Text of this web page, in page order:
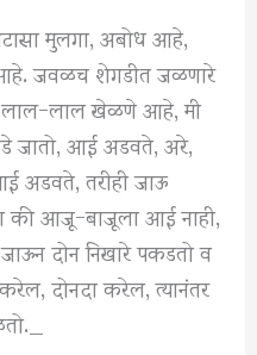
मुलगा, अबोध आहे,
आहे. जवळच शेगडीत जळणारे
लाल-लाल खेळणे आहे, मी
जातो, आई अडवते, अरे,
अडवते, तरीही जाऊ
की आजू-बाजूला आई नाही,
दोन निखारे पकडतो व
दोनदा करेल, त्यानंतर